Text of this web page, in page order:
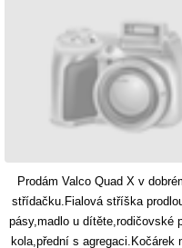
Prodám Valco Quad X v
střídačku.Fialová stříška
pásy,madlo u dítěte,rodičovské
kola,přední s agregaci.Kočárek